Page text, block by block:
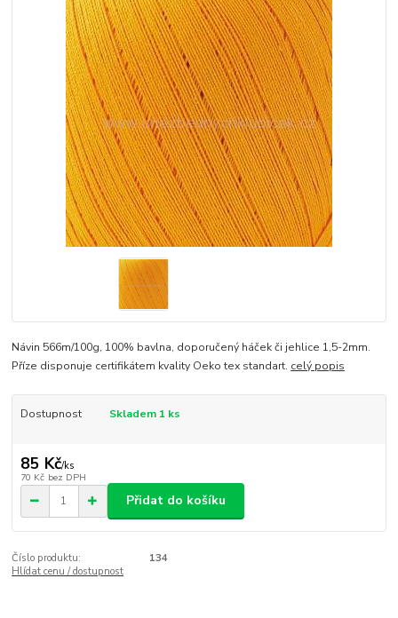
Návin 566m/100g, 100% bavlna, doporučený háček či jehlice 1,5-2mm.
Příze disponuje certifikátem kvality Oeko tex standart. celý popis
Dostupnost Skladem 1 ks
85 Kč/ks
70 Kč bez DPH
Přidat do košíku
Číslo produktu:
134
Hlídat cenu / dostupnost